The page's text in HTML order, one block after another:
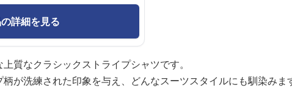
詳細を見る
質なクラシックストライプシャツです。
が洗練された印象を与え、どんなスーツスタイルにも馴染みま